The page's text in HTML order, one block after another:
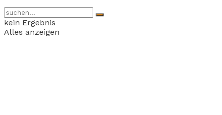
kein Ergebnis
Alles anzeigen